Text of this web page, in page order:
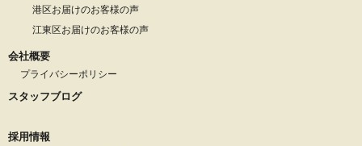
港区お届けのお客様の声
江東区お届けのお客様の声
会社概要
プライバシーポリシー
スタッフブログ
採用情報